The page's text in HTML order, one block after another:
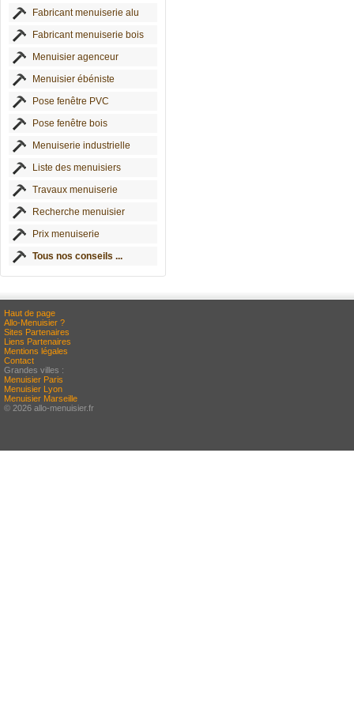
Fabricant menuiserie alu
Fabricant menuiserie bois
Menuisier agenceur
Menuisier ébéniste
Pose fenêtre PVC
Pose fenêtre bois
Menuiserie industrielle
Liste des menuisiers
Travaux menuiserie
Recherche menuisier
Prix menuiserie
Tous nos conseils ...
Haut de page
Allo-Menuisier ?
Sites Partenaires
Liens Partenaires
Mentions légales
Contact
Grandes villes :
Menuisier Paris
Menuisier Lyon
Menuisier Marseille
© 2026 allo-menuisier.fr